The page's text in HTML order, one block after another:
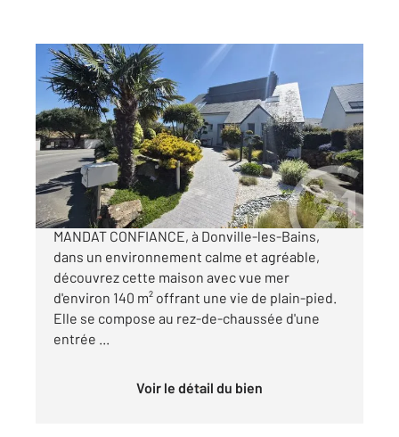
DONVILLE LES BAINS 50
140,85 m2, 6 pièces
Ref : 45386
Maison à vendre
595 000 €
CENTURY 21 Royer Immo vous propose en
MANDAT CONFIANCE, à Donville-les-Bains,
dans un environnement calme et agréable,
découvrez cette maison avec vue mer
d'environ 140 m² offrant une vie de plain-pied.
Elle se compose au rez-de-chaussée d'une
entrée ...
Voir le détail du bien